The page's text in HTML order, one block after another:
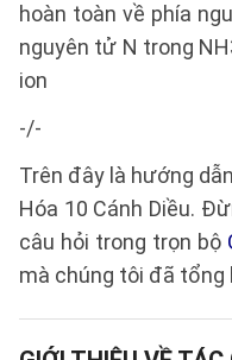
hoàn toàn về phía
nguyên tử N trong
ion
-/-
Trên đây là hướng
Hóa 10 Cánh Diều.
câu hỏi trong trọn bộ
mà chúng tôi đã tổng